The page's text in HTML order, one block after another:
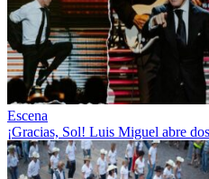
Escena
¡Gracias, Sol! Luis Miguel abre